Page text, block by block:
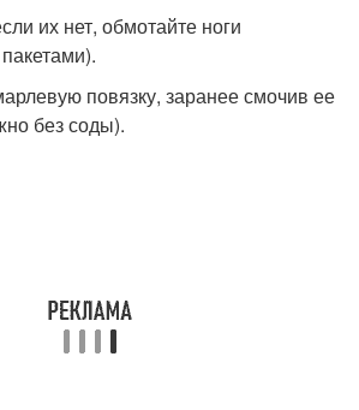
их нет, обмотайте ноги
повязку, заранее смочив ее
без соды).